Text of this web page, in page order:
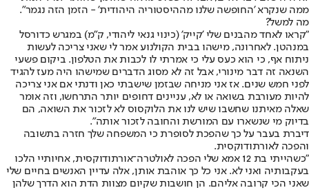
ממה שנקרא 'החופשה שלנו מההיסטוריה היהודית' - הזמן הזה נגמר".
מה למשל?
"קראו לאחד מהבנים שלי 'קייק' (כינוי גנאי ליהודי, ק"מ) במגרש כדורסל
במנהטן. לאחרונה, מישהו בבית הקולנוע אמר לי שאני צריכה לעשות
ניתוח אף, כי הוא כעס עלי כי אמרתי לו לכבות את הטלפון. ביקום פשעי
השנאה זה דבר מינורי, אבל זה לא מסוג הדברים שמישהו היה מעז להגיד
לפני חמש שנים. אז אני מניחה שבזמן שישבתי כאן ודנתי אם אני צריכה
להיות מעורבת בשואה או לא, עניינים דחופים יותר התרחשו, וזה אומר
שאלה מאיתנו שחשבו שיש לנו את הלוקסוס לא לזכור את השואה, הם
בדיוק מי שנשארו עם המורשת והחובה לזכור אותה".
דיברת בעבר על כך שהפכת לסופרת כי המשפחה שלך חזרה בתשובה
והפכה לאורתודוקסית.
"כשהייתי בת 12 אמא שלי הפכה לאולטרה־אורתודוקסית, אחיותיי הלכו
בעקבותיה ואני לא. אני כל כך אוהבת אותן, אלה עדיין האנשים בחיים שלי
שאני הכי קרובה אליהם. הן חושבות שקיום מצוות הדת הוא הדרך שלהן